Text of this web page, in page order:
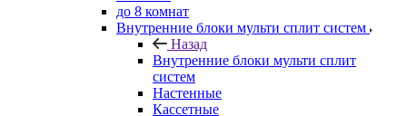
до 8 комнат
Внутренние блоки мульти сплит систем
Назад
Внутренние блоки мульти сплит
систем
Настенные
Кассетные